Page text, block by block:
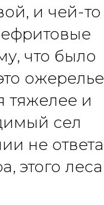
и чей-то
что было
ожерелье
тяжелее и
сел
не ответа
этого леса